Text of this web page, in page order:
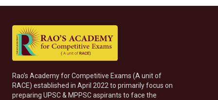
Rao’s Academy for Competitive Exams (A unit of
RACE) established in April 2022 to primarily focus on
preparing UPSC & MPPSC aspirants to face the